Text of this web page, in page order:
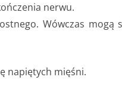
nerwu.
Wówczas mogą
napiętych mięśni.